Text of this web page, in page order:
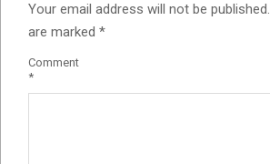
Your email address will not be published.
are marked *
Comment
*